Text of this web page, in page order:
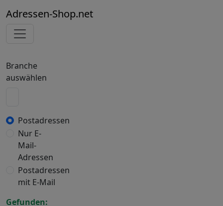
Adressen-Shop.net
Branche
auswählen
Postadressen
Nur E-
Mail-
Adressen
Postadressen
mit E-Mail
Gefunden: